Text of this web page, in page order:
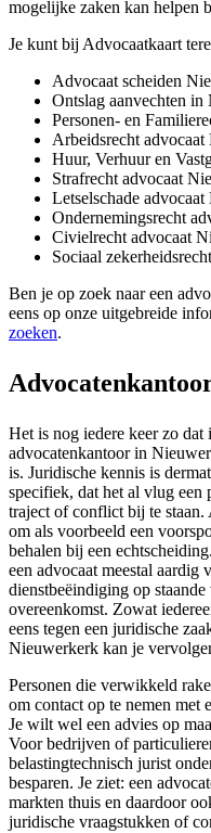
mogelijke zaken kan helpen
Je kunt bij Advocaatkaart
Advocaat scheiden
Ontslag aanvechten
Personen- en
Arbeidsrecht
Huur, Verhuur en
Strafrecht advocaat
Letselschade
Ondernemingsrecht
Civielrecht advocaat
Sociaal
Ben je op zoek naar een
eens op onze uitgebreide
zoeken.
Het is nog iedere keer zo dat
advocatenkantoor in
is. Juridische kennis is
specifiek, dat het al vlug
traject of conflict bij te
om als voorbeeld een
behalen bij een
een advocaat meestal aardig
dienstbeëindiging op
overeenkomst. Zowat
eens tegen een juridische
Nieuwerkerk kan je
Personen die verwikkeld
om contact op te nemen met
Je wilt wel een advies op
Voor bedrijven of
belastingtechnisch jurist
besparen. Je ziet: een
markten thuis en daardoor
juridische vraagstukken of